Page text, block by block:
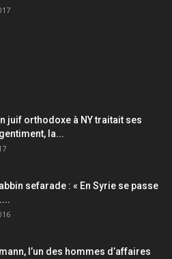
juif orthodoxe à NY traitait ses
la...
sefarade : « En Syrie se passe
l’un des hommes d’affaires